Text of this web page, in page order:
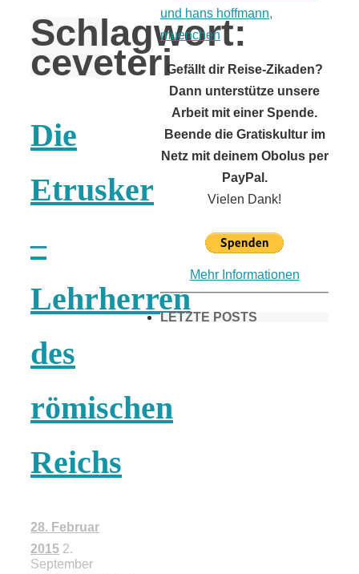
Schlagwort:
ceveteri
Die
Etrusker
–
Lehrherren
des
römischen
Reichs
28. Februar
2015 2.
September
Gefällt dir Reise-Zikaden?
Dann unterstütze unsere
Arbeit mit einer Spende.
Beende die Gratiskultur im
Netz mit deinem Obolus per
PayPal.
Vielen Dank!
Mehr Informationen
LETZTE POSTS
München &